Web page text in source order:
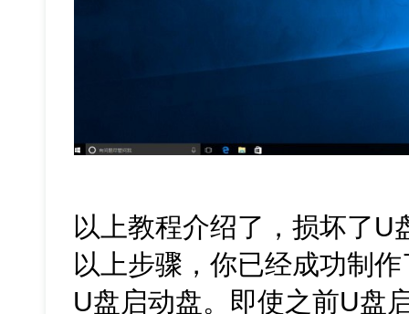
以上教程介绍了，损坏了
以上步骤，你已经成功制
U盘启动盘。即使之前U盘